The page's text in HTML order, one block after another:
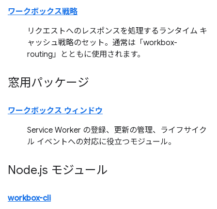
ワークボックス戦略
リクエストへのレスポンスを処理するランタイム キ
ャッシュ戦略のセット。通常は「workbox-
routing」とともに使用されます。
窓用パッケージ
ワークボックス ウィンドウ
Service Worker の登録、更新の管理、ライフサイク
ル イベントへの対応に役立つモジュール。
Node.js モジュール
workbox-cli